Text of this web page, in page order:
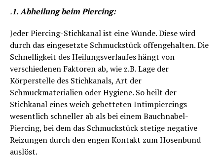
.1. Abheilung beim Piercing:
Jeder Piercing-Stichkanal ist eine Wunde. Diese wird
durch das eingesetzte Schmuckstück offengehalten. Die
Schnelligkeit desHeilungsverlaufes hängt von
verschiedenen Faktoren ab, wie z.B. Lage der
Körperstelle des Stichkanals, Art der
Schmuckmaterialien oder Hygiene. So heilt der
Stichkanal eines weich gebetteten Intimpiercings
wesentlich schneller ab als bei einem Bauchnabel-
Piercing, bei dem das Schmuckstück stetige negative
Reizungen durch den engen Kontakt zum Hosenbund
auslöst.